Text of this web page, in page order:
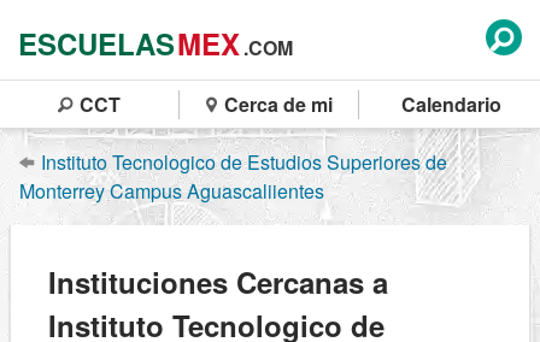
ESCUELASMEX.COM
CCT Cerca de mi Calendario
Instituto Tecnologico de Estudios Superiores de
Monterrey Campus Aguascaliientes
Instituciones Cercanas a
Instituto Tecnologico de